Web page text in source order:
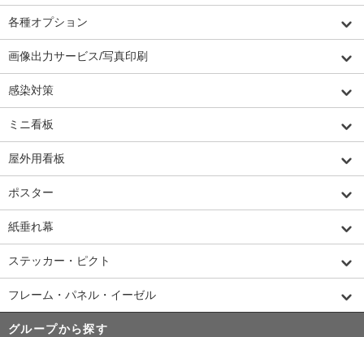
各種オプション
画像出力サービス/写真印刷
感染対策
ミニ看板
屋外用看板
ポスター
紙垂れ幕
ステッカー・ピクト
フレーム・パネル・イーゼル
グループから探す